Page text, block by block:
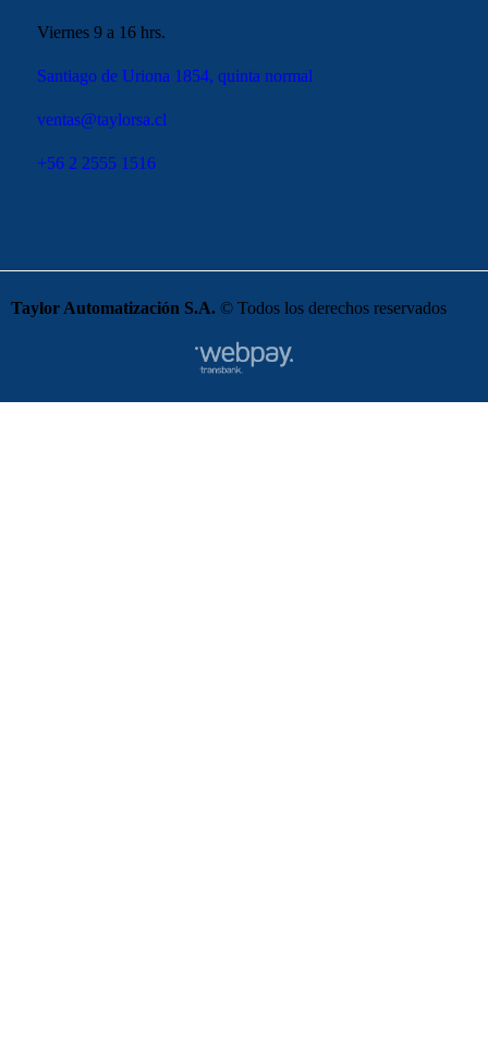
Viernes 9 a 16 hrs.
Santiago de Uriona 1854, quinta normal
ventas@taylorsa.cl
+56 2 2555 1516
Taylor Automatización S.A. © Todos los derechos reservados